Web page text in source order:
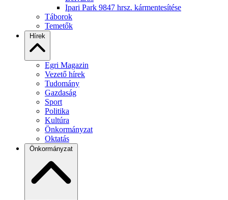
Ipari Park 9847 hrsz. kármentesítése
Táborok
Temetők
Hírek
Egri Magazin
Vezető hírek
Tudomány
Gazdaság
Sport
Politika
Kultúra
Önkormányzat
Oktatás
Önkormányzat